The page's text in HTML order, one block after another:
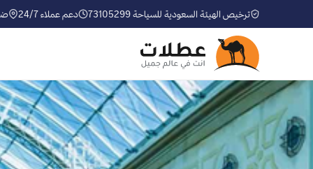
ترخيص الهيئة السعودية للسياحة 73105299 دعم عملاء 24/7